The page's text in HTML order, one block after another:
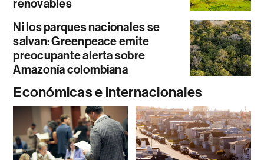
renovables
Ni los parques nacionales se
salvan: Greenpeace emite
preocupante alerta sobre
Amazonía colombiana
Económicas e internacionales